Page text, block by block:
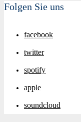
Folgen Sie uns
facebook
twitter
spotify
apple
soundcloud